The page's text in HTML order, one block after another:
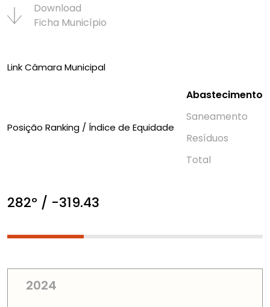
Download
Ficha Municí­pio
Link Câmara Municipal
Posição Ranking / Índice de Equidade
Abastecimento
Saneamento
Resí­duos
Total
282º / -319.43
2024